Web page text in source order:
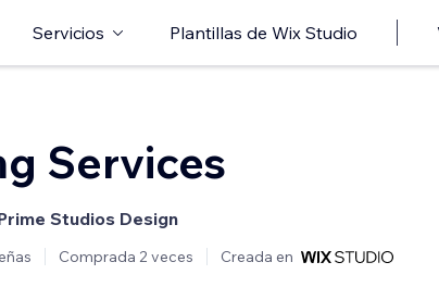
Servicios Plantillas de Wix Studio
Services
Studios Design
Comprada 2 veces Creada en